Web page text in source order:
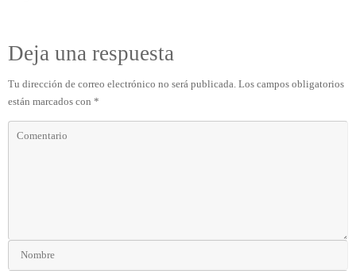
Deja una respuesta
Tu dirección de correo electrónico no será publicada. Los campos obligatorios
están marcados con *